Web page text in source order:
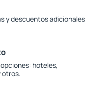
y descuentos adicionales
hoteles,
otros.